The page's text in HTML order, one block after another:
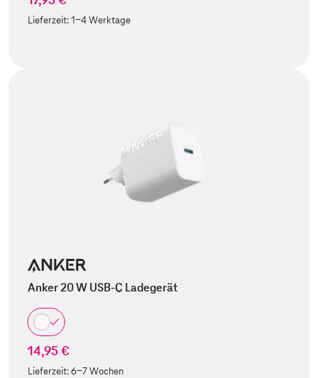
Lieferzeit:1-4 Werktage
Anker 20 W USB-C Ladegerät
14,95 €
Lieferzeit:6-7 Wochen